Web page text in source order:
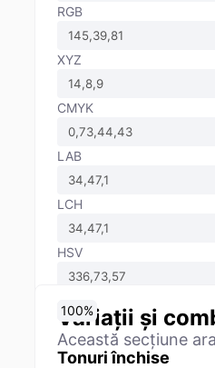
RGB
XYZ
CMYK
LAB
LCH
HSV
Variații și
Această secțiune
Tonuri închise
0%
10%
20%
30%
40%
50%
60%
70%
80%
90%
100%